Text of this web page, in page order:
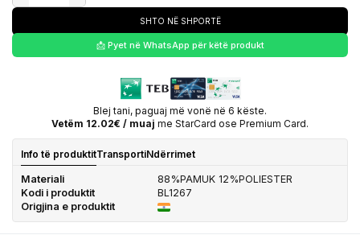
SHTO NË SHPORTË
📩 Pyet në WhatsApp për këtë produkt
Blej tani, paguaj më vonë në 6 këste.
Vetëm 12.02€ / muaj me StarCard ose Premium Card.
Info të produktitTransportiNdërrimet
Materiali
88%PAMUK 12%POLIESTER
Kodi i produktit
BL1267
Origjina e produktit